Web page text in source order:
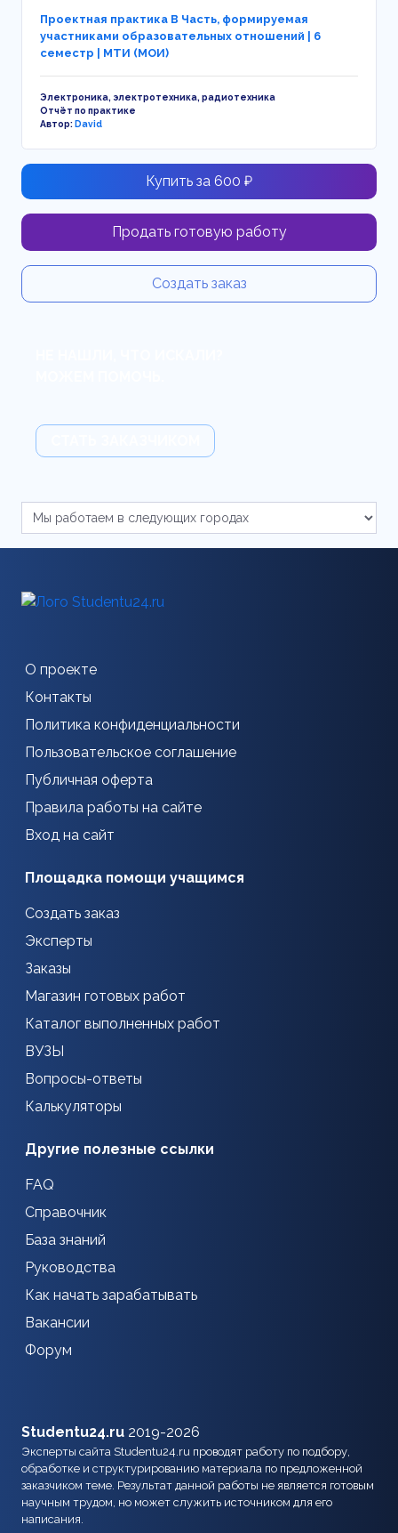
Проектная практика В Часть, формируемая
участниками образовательных отношений | 6
семестр | МТИ (МОИ)
Электроника, электротехника, радиотехника
Отчёт по практике
Автор:David
Купить за 600 ₽
Продать готовую работу
Создать заказ
О проекте
Контакты
Политика конфиденциальности
Пользовательское соглашение
Публичная оферта
Правила работы на сайте
Вход на сайт
Площадка помощи учащимся
Создать заказ
Эксперты
Заказы
Магазин готовых работ
Каталог выполненных работ
ВУЗЫ
Вопросы-ответы
Калькуляторы
Другие полезные ссылки
FAQ
Справочник
База знаний
Руководства
Как начать зарабатывать
Вакансии
Форум
Studentu24.ru 2019-2026
Эксперты сайта Studentu24.ru проводят работу по подбору,
обработке и структурированию материала по предложенной
заказчиком теме. Результат данной работы не является готовым
научным трудом, но может служить источником для его
написания.